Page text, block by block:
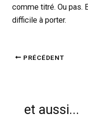
comme titré. Ou pas.
difficile à porter.
PRÉCÉDENT
et aussi...